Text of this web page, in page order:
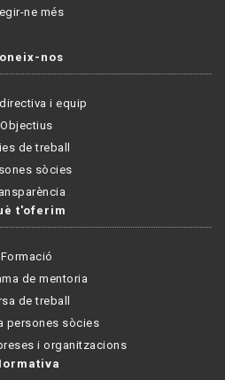
ne més
nos
i equip
Objectius
de treball
sòcies
t'oferim
Formació
de mentoria
de treball
persones sòcies
i organitzacions